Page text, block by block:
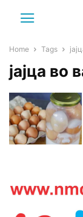
Home Tags
јајца во